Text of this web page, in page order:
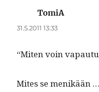
TomiAsanoo:
31.5.2011 13:33
“Miten voin
Mites se menikään